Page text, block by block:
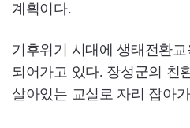
계획이다.
기후위기 시대에 생태전환
되어가고 있다. 장성군의 친
살아있는 교실로 자리 잡아